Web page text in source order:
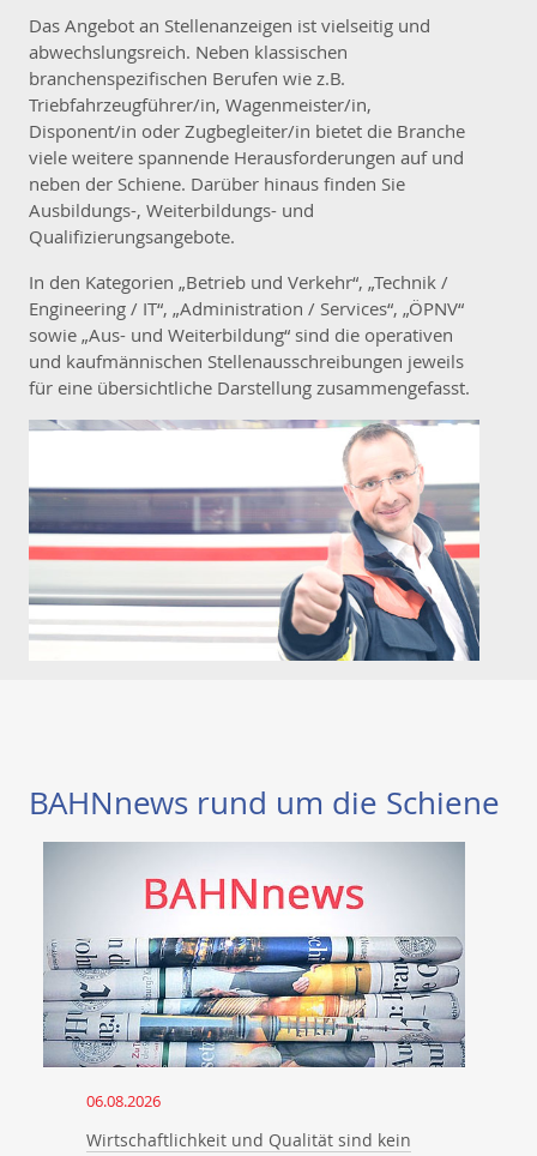
Das Angebot an Stellenanzeigen ist vielseitig und
abwechslungsreich. Neben klassischen
branchenspezifischen Berufen wie z.B.
Triebfahrzeugführer/in, Wagenmeister/in,
Disponent/in oder Zugbegleiter/in bietet die Branche
viele weitere spannende Herausforderungen auf und
neben der Schiene. Darüber hinaus finden Sie
Ausbildungs-, Weiterbildungs- und
Qualifizierungsangebote.
In den Kategorien „Betrieb und Verkehr“, „Technik /
Engineering / IT“, „Administration / Services“, „ÖPNV“
sowie „Aus- und Weiterbildung“ sind die operativen
und kaufmännischen Stellenausschreibungen jeweils
für eine übersichtliche Darstellung zusammengefasst.
BAHNnews rund um die Schiene
06.08.2026
Wirtschaftlichkeit und Qualität sind kein